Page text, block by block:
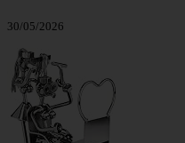
30/05/2026